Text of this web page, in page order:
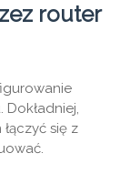
router
się z